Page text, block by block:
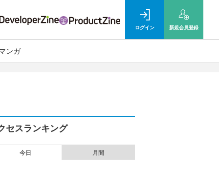
ログイン 新規会員登録
ンガ
セスランキング
今日 月間